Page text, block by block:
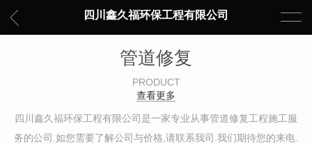
四川鑫久福环保工程有限公司
管道修复
PRODUCT
查看更多
四川鑫久福环保工程有限公司是一家专业从事管道修复工程施工服
务的公司.如您需要了解公司与价格,请联系我司.我们期待您的来电.